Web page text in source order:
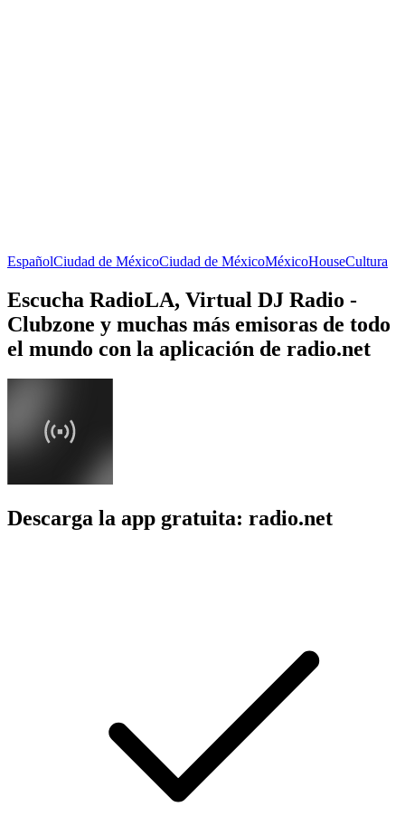
EspañolCiudad de MéxicoCiudad de MéxicoMéxicoHouseCultura
Escucha RadioLA, Virtual DJ Radio -
Clubzone y muchas más emisoras de todo
el mundo con la aplicación de radio.net
Descarga la app gratuita: radio.net